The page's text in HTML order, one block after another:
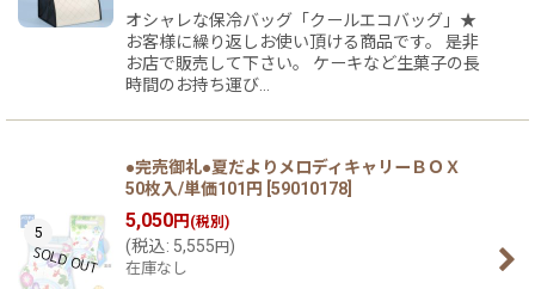
オシャレな保冷バッグ「クールエコバッグ」★
お客様に繰り返しお使い頂ける商品です。 是非
お店で販売して下さい。 ケーキなど生菓子の長
時間のお持ち運び…
5
●完売御礼●夏だよりメロディキャリーＢＯＸ
50枚入/単価101円 [59010178]
5,050円(税別)
(税込: 5,555円)
在庫なし